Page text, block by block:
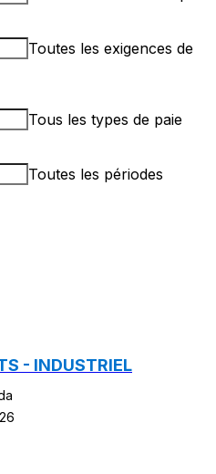
Toutes les exigences de
Tous les types de paie
Toutes les périodes
- INDUSTRIEL